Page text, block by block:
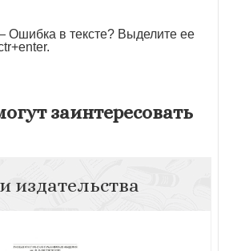
Ошибка в тексте? Выделите ее
заинтересовать
издательства